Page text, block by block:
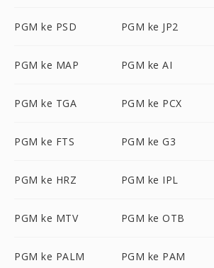
PGM ke PSD PGM ke JP2
PGM ke MAP PGM ke AI
PGM ke TGA PGM ke PCX
PGM ke FTS PGM ke G3
PGM ke HRZ PGM ke IPL
PGM ke MTV PGM ke OTB
PGM ke PALM PGM ke PAM